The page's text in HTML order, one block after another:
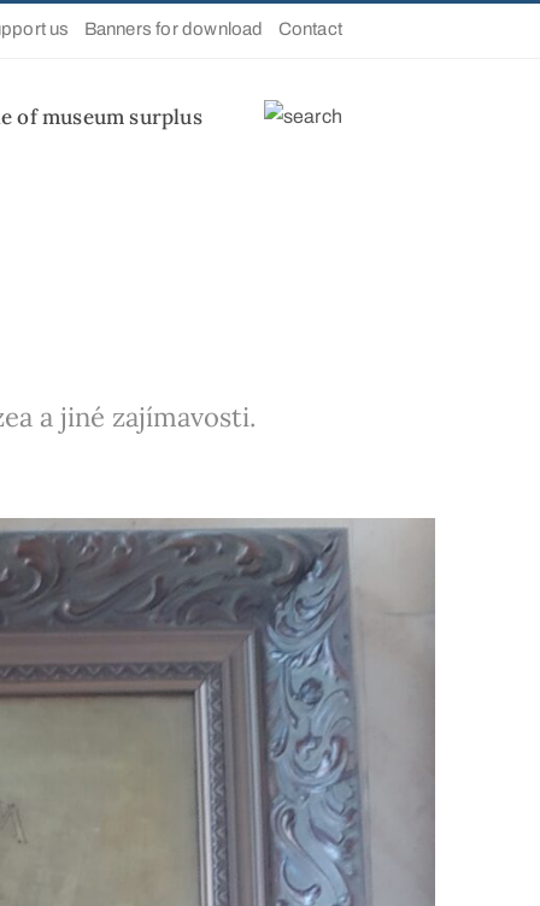
us Banners for download Contact
of museum surplus
a jiné zajímavosti.